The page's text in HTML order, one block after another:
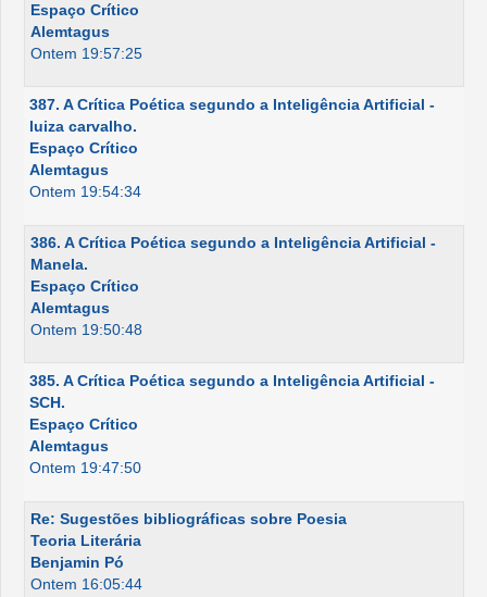
Espaço Crítico
Alemtagus
Ontem 19:57:25
387. A Crítica Poética segundo a Inteligência Artificial -
luiza carvalho.
Espaço Crítico
Alemtagus
Ontem 19:54:34
386. A Crítica Poética segundo a Inteligência Artificial -
Manela.
Espaço Crítico
Alemtagus
Ontem 19:50:48
385. A Crítica Poética segundo a Inteligência Artificial -
SCH.
Espaço Crítico
Alemtagus
Ontem 19:47:50
Re: Sugestões bibliográficas sobre Poesia
Teoria Literária
Benjamin Pó
Ontem 16:05:44